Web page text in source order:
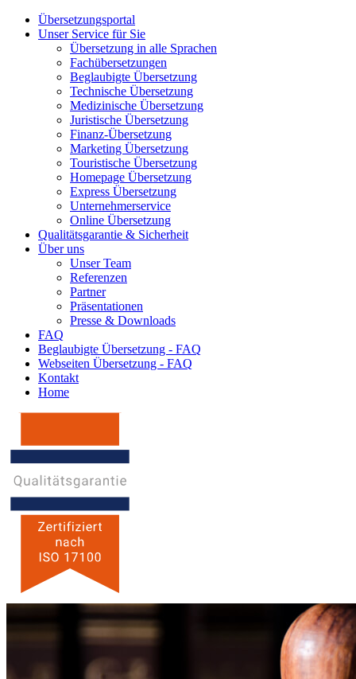
Übersetzungsportal
Unser Service für Sie
Übersetzung in alle Sprachen
Fachübersetzungen
Beglaubigte Übersetzung
Technische Übersetzung
Medizinische Übersetzung
Juristische Übersetzung
Finanz-Übersetzung
Marketing Übersetzung
Touristische Übersetzung
Homepage Übersetzung
Express Übersetzung
Unternehmerservice
Online Übersetzung
Qualitätsgarantie & Sicherheit
Über uns
Unser Team
Referenzen
Partner
Präsentationen
Presse & Downloads
FAQ
Beglaubigte Übersetzung - FAQ
Webseiten Übersetzung - FAQ
Kontakt
Home